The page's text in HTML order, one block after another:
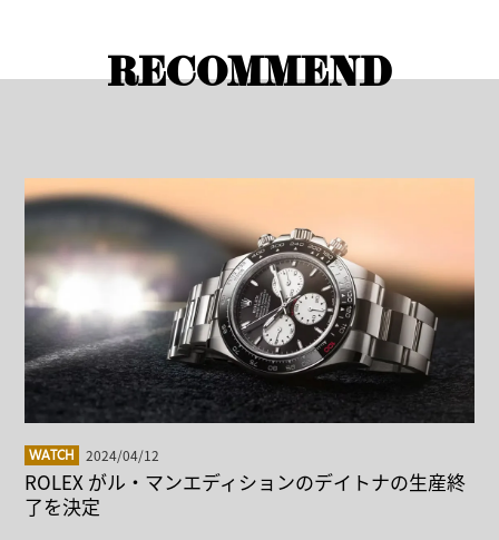
RECOMMEND
WATCH 2024/04/12
ROLEX がル・マンエディションのデイトナの生産終
了を決定